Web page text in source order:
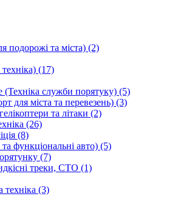
подорожі та міста) (2)
(17)
служби порятуку) (5)
для міста та перевезень) (3)
та літаки (2)
(26)
(8)
функціональні авто) (5)
(7)
треки, СТО (1)
техніка (3)